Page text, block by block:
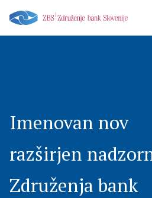
Imenovan nov
razširjen
Združenja bank